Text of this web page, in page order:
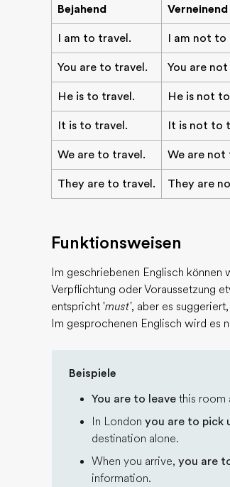
Bejahend Verneinend
I am to travel. I am not to
You are to travel. You are
He is to travel. He is not
It is to travel. It is not to
We are to travel. We are not
They are to travel. They are
Funktionsweisen
Im geschriebenen Englisch
Verpflichtung oder Voraussetzung
entspricht 'must', aber es
Im gesprochenen Englisch wird es
Beispiele
You are to leave this room
In London you are to pick
destination alone.
When you arrive, you are
information.